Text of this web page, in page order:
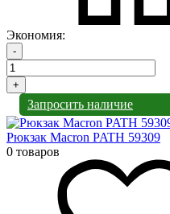
Экономия:
-
+
Запросить наличие
Рюкзак Macron PATH 59309
0 товаров